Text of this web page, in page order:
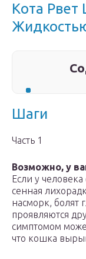
Кота
Шаги
Часть 1
Возможно, у
Если у
сенная
насморк, болят
проявляются
симптомом
что кошка